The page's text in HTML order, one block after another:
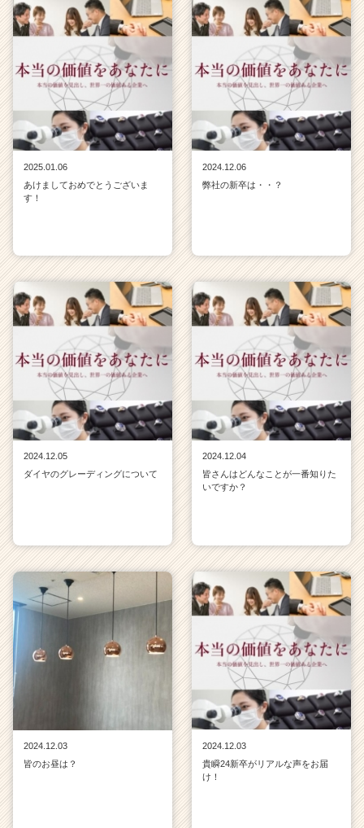
2025.01.06
あけましておめでとうございま
す！
2024.12.06
弊社の新卒は・・？
2024.12.05
ダイヤのグレーディングについて
2024.12.04
皆さんはどんなことが一番知りた
いですか？
2024.12.03
皆のお昼は？
2024.12.03
貴瞬24新卒がリアルな声をお届
け！